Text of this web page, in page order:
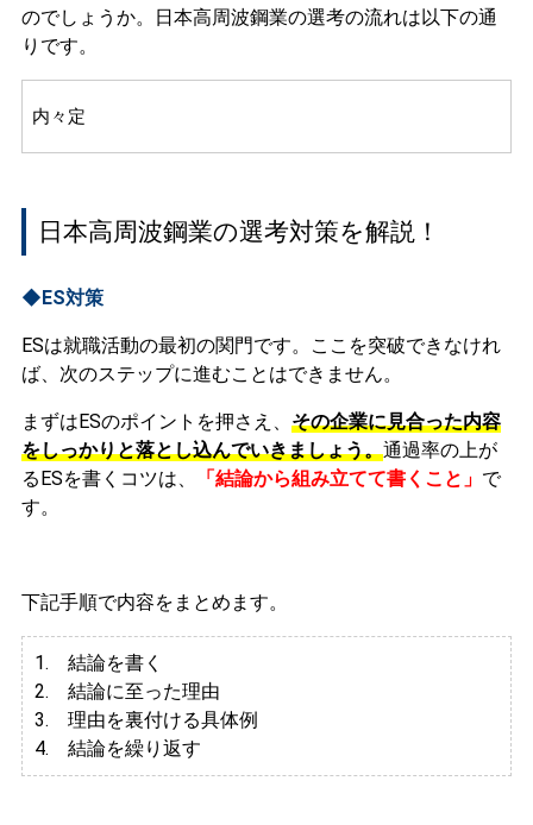
のでしょうか。日本高周波鋼業の選考の流れは以下の通
りです。
内々定
日本高周波鋼業の選考対策を解説！
◆ES対策
ESは就職活動の最初の関門です。ここを突破できなけれ
ば、次のステップに進むことはできません。
まずはESのポイントを押さえ、 その企業に見合った内容
をしっかりと落とし込んでいきましょう。通過率の上が
るESを書くコツは、
「結論から組み立てて書くこと」 で
す。
下記手順で内容をまとめます。
1. 結論を書く
2. 結論に至った理由
3. 理由を裏付ける具体例
4. 結論を繰り返す